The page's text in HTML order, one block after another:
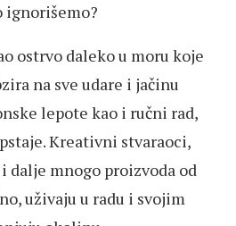
ignorišemo?
ostrvo daleko u moru koje
na sve udare i jačinu
lepote kao i ručni rad,
Kreativni stvaraoci,
mnogo proizvoda od
uživaju u radu i svojim